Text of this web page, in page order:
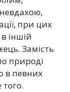
при цих
іншій
Замість
природі
в певних
того.